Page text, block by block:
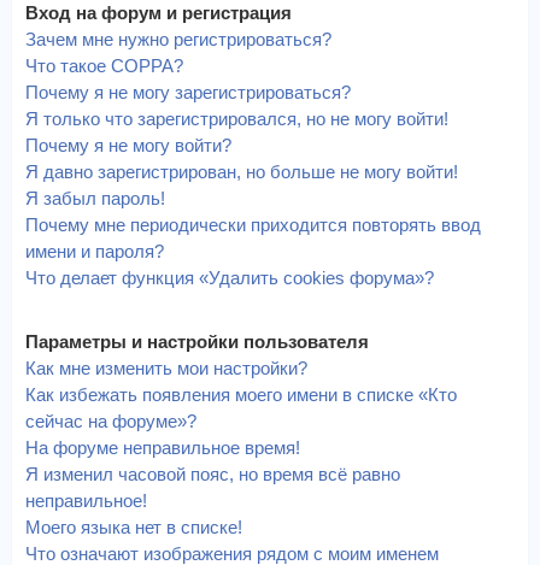
Вход на форум и регистрация
Зачем мне нужно регистрироваться?
Что такое COPPA?
Почему я не могу зарегистрироваться?
Я только что зарегистрировался, но не могу войти!
Почему я не могу войти?
Я давно зарегистрирован, но больше не могу войти!
Я забыл пароль!
Почему мне периодически приходится повторять ввод
имени и пароля?
Что делает функция «Удалить cookies форума»?
Параметры и настройки пользователя
Как мне изменить мои настройки?
Как избежать появления моего имени в списке «Кто
сейчас на форуме»?
На форуме неправильное время!
Я изменил часовой пояс, но время всё равно
неправильное!
Моего языка нет в списке!
Что означают изображения рядом с моим именем